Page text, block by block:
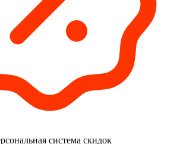
система скидок